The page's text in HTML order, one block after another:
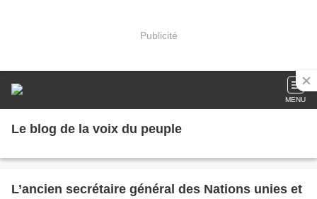
Publicité
MENU
Le blog de la voix du peuple
L’ancien secrétaire général des Nations unies et